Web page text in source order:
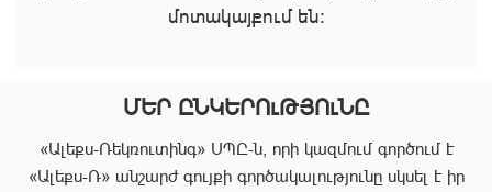
մոտակայքում են։
ՄԵՐ ԸՆԿԵՐՈւԹՅՈւՆԸ
«Ալեքս-Ռեկռուտինգ» ՍՊԸ-ն, որի կազմում գործում է
«Ալեքս-Ռ» անշարժ գույքի գործակալությունը սկսել է իր